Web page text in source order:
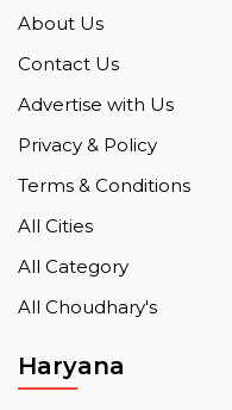
About Us
Contact Us
Advertise with Us
Privacy & Policy
Terms & Conditions
All Cities
All Category
All Choudhary's
Haryana